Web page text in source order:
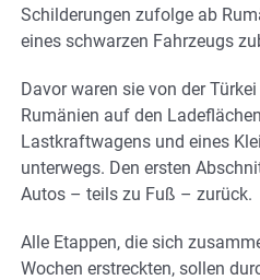
Schilderungen zufolge ab
eines schwarzen Fahrzeugs
Davor waren sie von der
Rumänien auf den
Lastkraftwagens und eines
unterwegs. Den ersten
Autos – teils zu Fuß – zurück.
Alle Etappen, die sich
Wochen erstreckten, sollen